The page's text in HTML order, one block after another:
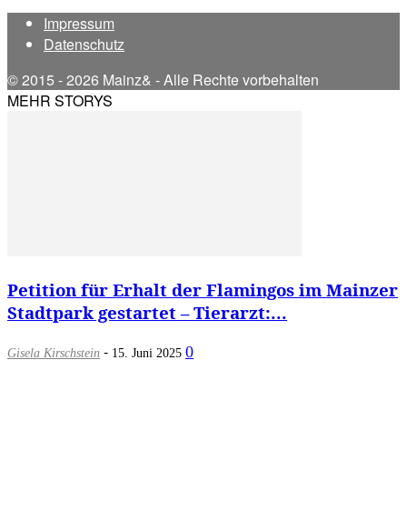
Impressum
Datenschutz
© 2015 - 2026 Mainz& - Alle Rechte vorbehalten
MEHR STORYS
Petition für Erhalt der Flamingos im Mainzer
Stadtpark gestartet – Tierarzt:...
Gisela Kirschstein - 15. Juni 2025 0